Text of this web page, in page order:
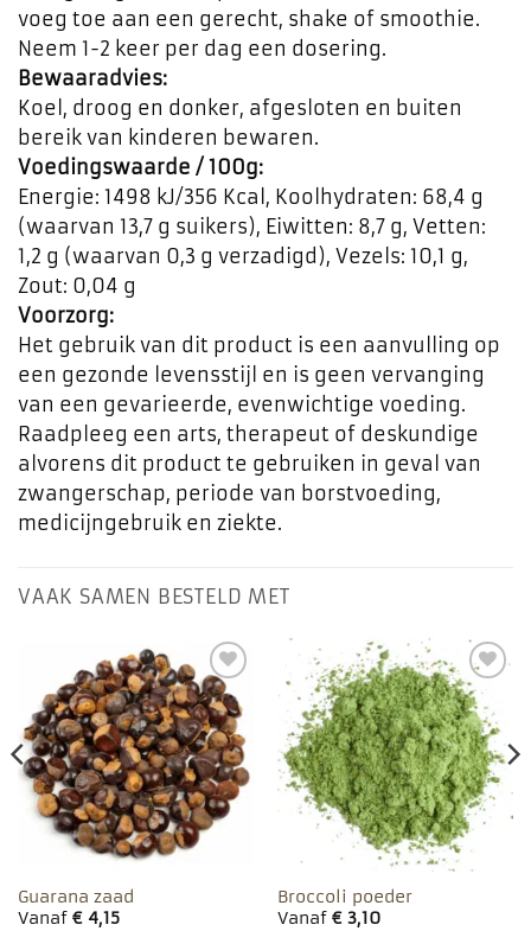
voeg toe aan een gerecht, shake of smoothie.
Neem 1-2 keer per dag een dosering.
Bewaaradvies:
Koel, droog en donker, afgesloten en buiten
bereik van kinderen bewaren.
Voedingswaarde / 100g:
Energie: 1498 kJ/356 Kcal, Koolhydraten: 68,4 g
(waarvan 13,7 g suikers), Eiwitten: 8,7 g, Vetten:
1,2 g (waarvan 0,3 g verzadigd), Vezels: 10,1 g,
Zout: 0,04 g
Voorzorg:
Het gebruik van dit product is een aanvulling op
een gezonde levensstijl en is geen vervanging
van een gevarieerde, evenwichtige voeding.
Raadpleeg een arts, therapeut of deskundige
alvorens dit product te gebruiken in geval van
zwangerschap, periode van borstvoeding,
medicijngebruik en ziekte.
VAAK SAMEN BESTELD MET
Toevoegen
aan
favorieten
Guarana zaad
Vanaf €4,15
Toevoegen
aan
favorieten
Broccoli poeder
Vanaf €3,10